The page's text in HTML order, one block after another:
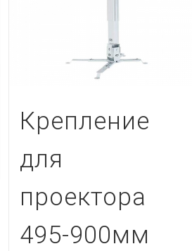
Крепление
для
проектора
495-900мм